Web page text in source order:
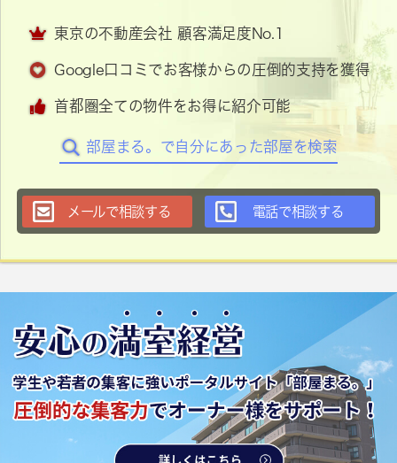
東京の不動産会社 顧客満足度No.1
Google口コミでお客様からの圧倒的支持を獲得
首都圏全ての物件をお得に紹介可能
部屋まる。で自分にあった部屋を検索
メールで相談する 電話で相談する